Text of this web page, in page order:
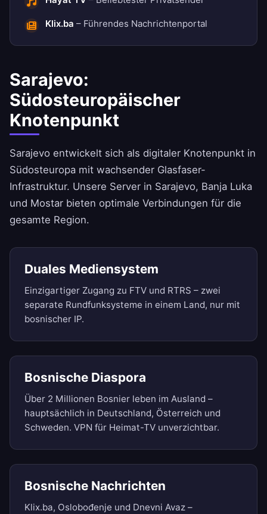
Klix.ba – Führendes Nachrichtenportal
Sarajevo:
Südosteuropäischer
Knotenpunkt
Sarajevo entwickelt sich als digitaler Knotenpunkt in
Südosteuropa mit wachsender Glasfaser-
Infrastruktur. Unsere Server in Sarajevo, Banja Luka
und Mostar bieten optimale Verbindungen für die
gesamte Region.
Duales Mediensystem
Einzigartiger Zugang zu FTV und RTRS – zwei
separate Rundfunksysteme in einem Land, nur mit
bosnischer IP.
Bosnische Diaspora
Über 2 Millionen Bosnier leben im Ausland –
hauptsächlich in Deutschland, Österreich und
Schweden. VPN für Heimat-TV unverzichtbar.
Bosnische Nachrichten
Klix.ba, Oslobođenje und Dnevni Avaz –